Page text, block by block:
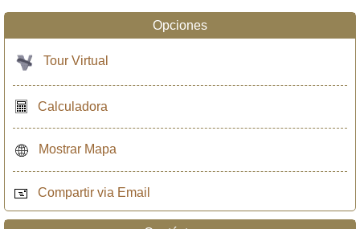
Opciones
Tour Virtual
Calculadora
Mostrar Mapa
Compartir via Email